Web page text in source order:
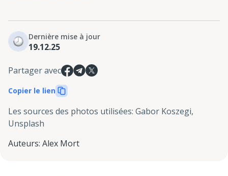
Dernière mise à jour
19.12.25
Partager avec
Copier le lien
Les sources des photos utilisées: Gabor Koszegi,
Unsplash
Auteurs: Alex Mort